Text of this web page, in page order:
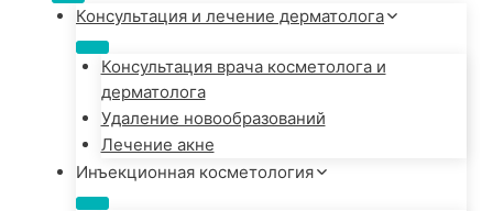
Консультация и лечение дерматолога
Консультация врача косметолога и
дерматолога
Удаление новообразований
Лечение акне
Инъекционная косметология